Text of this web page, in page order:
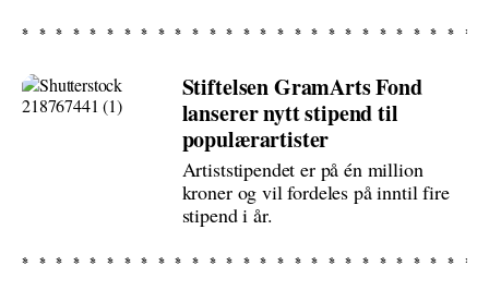
Stiftelsen GramArts Fond
lanserer nytt stipend til
populærartister
Artiststipendet er på én million
kroner og vil fordeles på inntil fire
stipend i år.